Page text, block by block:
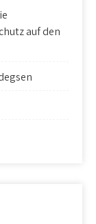
auf den